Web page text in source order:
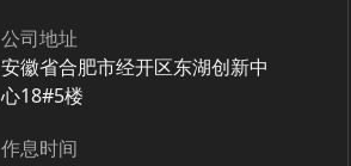
公司地址
安徽省合肥市经开区东湖创新中
心18#5楼
作息时间